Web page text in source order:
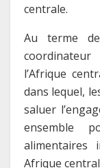
centrale.
Au terme
l’Afrique
dans lequel,
saluer
ensemble
alimentaires
Afrique